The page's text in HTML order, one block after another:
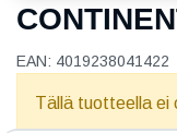
EAN: 4019238041422
Tällä tuotteella ei